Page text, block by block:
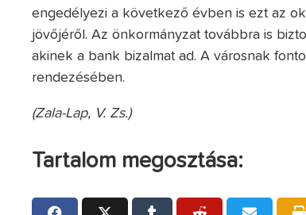
engedélyezi a következő évben is ezt az
jövőjéről. Az önkormányzat továbbra is
akinek a bank bizalmat ad. A városnak
rendezésében.
(Zala-Lap, V. Zs.)
Tartalom megosztása: